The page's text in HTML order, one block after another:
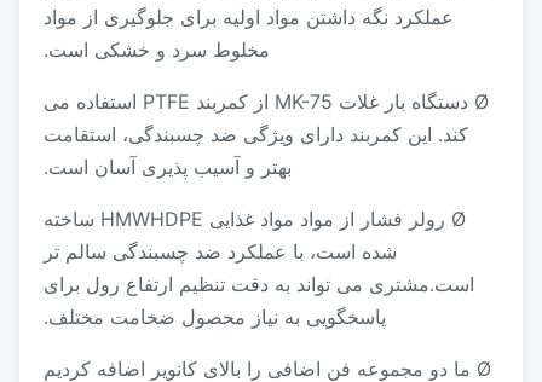
عملکرد نگه داشتن مواد اولیه برای جلوگیری از مواد
مخلوط سرد و خشکی است.
Ø دستگاه بار غلات MK-75 از کمربند PTFE استفاده می
کند. این کمربند دارای ویژگی ضد چسبندگی، استقامت
بهتر و آسیب پذیری آسان است.
Ø رولر فشار از مواد مواد غذایی HMWHDPE ساخته
شده است، با عملکرد ضد چسبندگی سالم تر
است.مشتری می تواند به دقت تنظیم ارتفاع رول برای
پاسخگویی به نیاز محصول ضخامت مختلف.
Ø ما دو مجموعه فن اضافی را بالای کانویر اضافه کردیم